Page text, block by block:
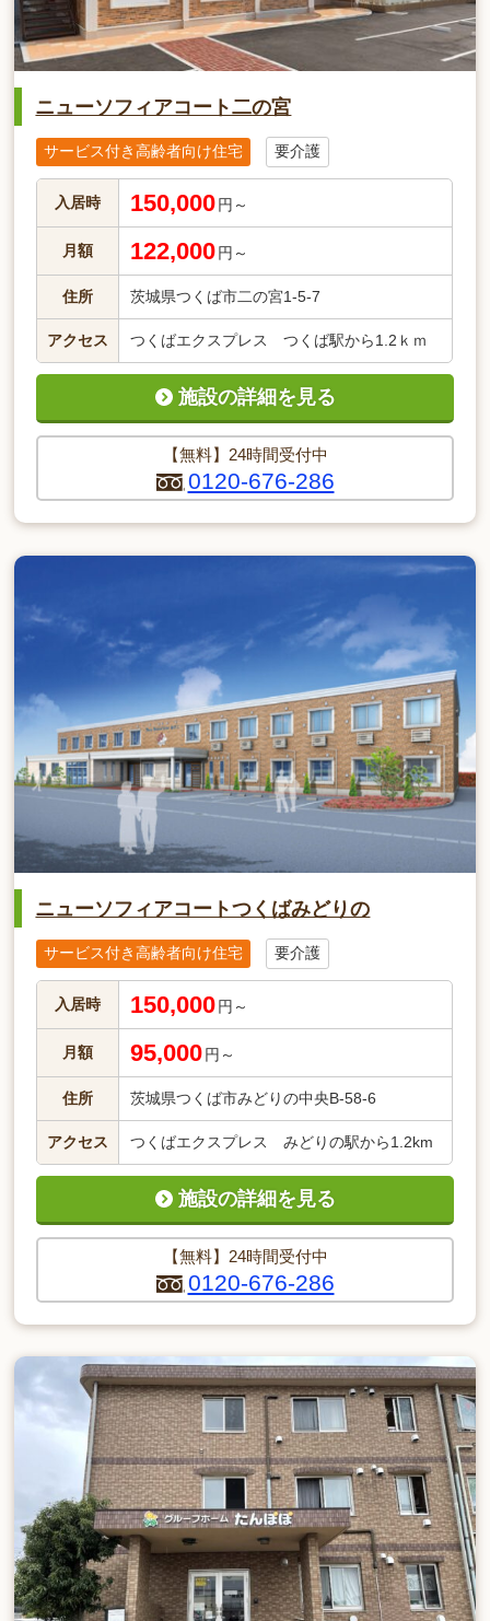
ニューソフィアコート二の宮
サービス付き高齢者向け住宅 要介護
入居時 150,000 円～
月額 122,000 円～
住所 茨城県つくば市二の宮1-5-7
アクセス つくばエクスプレス つくば駅から1.2ｋｍ
【無料】24時間受付中
0120-676-286
施設の詳細を見る
ニューソフィアコートつくばみどりの
サービス付き高齢者向け住宅 要介護
入居時 150,000 円～
月額 95,000 円～
住所 茨城県つくば市みどりの中央B-58-6
アクセス つくばエクスプレス みどりの駅から1.2km
【無料】24時間受付中
0120-676-286
施設の詳細を見る